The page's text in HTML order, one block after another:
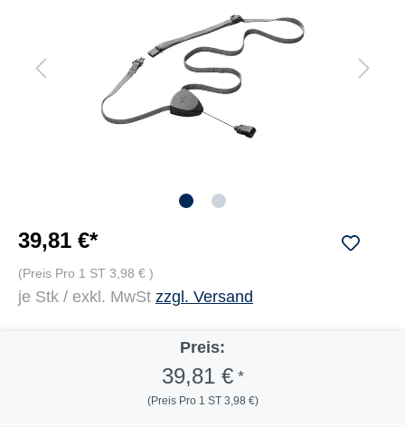
39,81 €*
(Preis Pro 1 ST 3,98 € )
je Stk / exkl. MwSt zzgl. Versand
Preis:
39,81 €*
(Preis Pro 1 ST 3,98 €)